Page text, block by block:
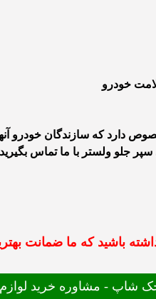
خودرو
دارد که سازندگان خودرو
جلو ولستر با ما تماس
باشید که ما ضمانت
شاپ - مشاوره خرید